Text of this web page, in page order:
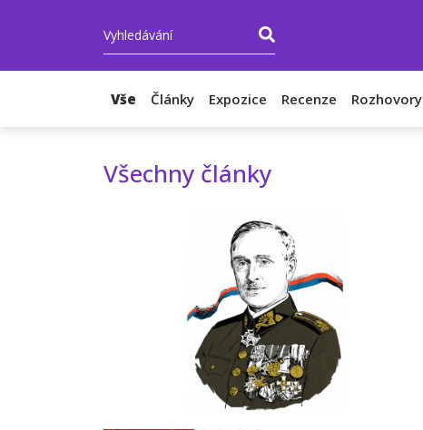
Vše Články Expozice Recenze Rozhovory
Všechny články